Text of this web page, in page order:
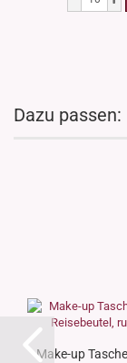
Dazu passen:
Make-up